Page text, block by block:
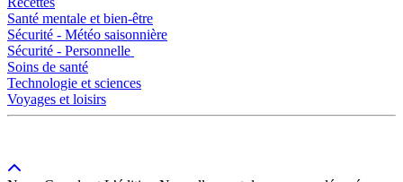
Santé mentale et bien-être
Sécurité - Météo saisonnière
Sécurité - Personnelle
Soins de santé
Technologie et sciences
Voyages et loisirs